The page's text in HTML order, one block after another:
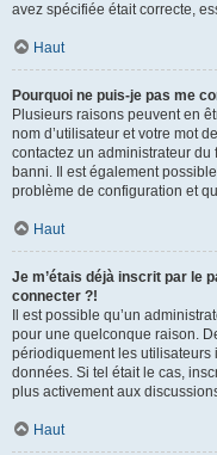
avez spécifiée était correcte,
Haut
Pourquoi ne puis-je pas me
Plusieurs raisons peuvent en
nom d’utilisateur et votre mot
contactez un administrateur
banni. Il est également
problème de configuration et
Haut
Je m’étais déjà inscrit par le
connecter ?!
Il est possible qu’un
pour une quelconque raison.
périodiquement les utilisateurs
données. Si tel était le cas,
plus activement aux
Haut